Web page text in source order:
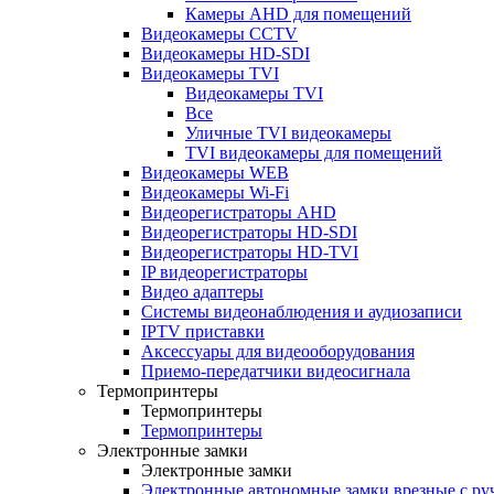
Камеры AHD для помещений
Видеокамеры CCTV
Видеокамеры HD-SDI
Видеокамеры TVI
Видеокамеры TVI
Все
Уличные TVI видеокамеры
TVI видеокамеры для помещений
Видеокамеры WEB
Видеокамеры Wi-Fi
Видеорегистраторы AHD
Видеорегистраторы HD-SDI
Видеорегистраторы HD-TVI
IP видеорегистраторы
Видео адаптеры
Системы видеонаблюдения и аудиозаписи
IPTV приставки
Аксессуары для видеооборудования
Приемо-передатчики видеосигнала
Термопринтеры
Термопринтеры
Термопринтеры
Электронные замки
Электронные замки
Электронные автономные замки врезные с